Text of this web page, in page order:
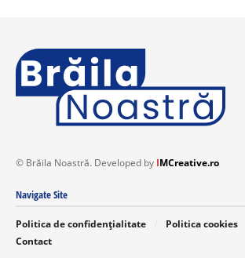
© Brăila Noastră. Developed by IMCreative.ro
Navigate Site
Politica de confidențialitate Politica cookies
Contact